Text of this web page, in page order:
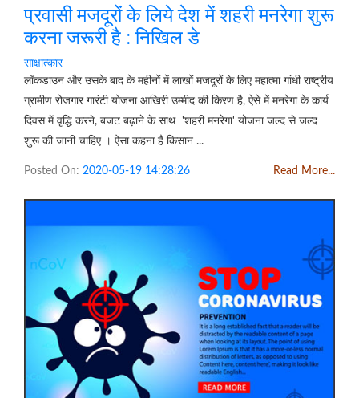
प्रवासी मजदूरों के लिये देश में शहरी मनरेगा शुरू
करना जरूरी है : निखिल डे
साक्षात्कार
लॉकडाउन और उसके बाद के महीनों में लाखों मजदूरों के लिए महात्मा गांधी राष्ट्रीय
ग्रामीण रोजगार गारंटी योजना आखिरी उम्मीद की किरण है, ऐसे में मनरेगा के कार्य
दिवस में वृद्धि करने, बजट बढ़ाने के साथ 'शहरी मनरेगा' योजना जल्द से जल्द
शुरू की जानी चाहिए । ऐसा कहना है किसान ...
Posted On: 2020-05-19 14:28:26 Read More...